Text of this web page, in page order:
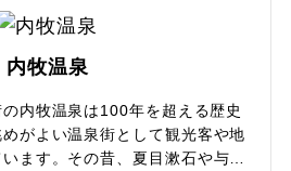
の中から1枚につき3か所を選んで
7月のホタルツアー、竹の灯篭約
灯する冬限定の「湯あかり」な
じられるイベントも好評を博し
内牧温泉
内牧温泉は100年を超える歴史
がよい温泉街として観光客や地
ます。その昔、夏目漱石や与謝